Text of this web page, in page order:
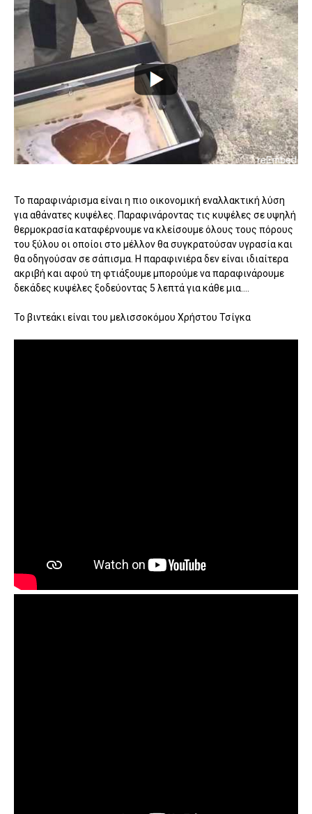
Το παραφινάρισμα είναι η πιο οικονομική εναλλακτική λύση
για αθάνατες κυψέλες. Παραφινάροντας τις κυψέλες σε υψηλή
θερμοκρασία καταφέρνουμε να κλείσουμε όλους τους πόρους
του ξύλου οι οποίοι στο μέλλον θα συγκρατούσαν υγρασία και
θα οδηγούσαν σε σάπισμα. Η παραφινιέρα δεν είναι ιδιαίτερα
ακριβή και αφού τη φτιάξουμε μπορούμε να παραφινάρουμε
δεκάδες κυψέλες ξοδεύοντας 5 λεπτά για κάθε μια....
Το βιντεάκι είναι του μελισσοκόμου Χρήστου Τσίγκα